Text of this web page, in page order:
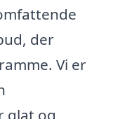
der
Vi er